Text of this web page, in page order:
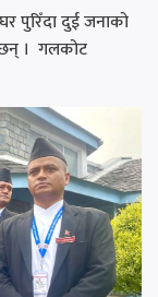
पुरिँदा दुई जनाको
। गलकोट